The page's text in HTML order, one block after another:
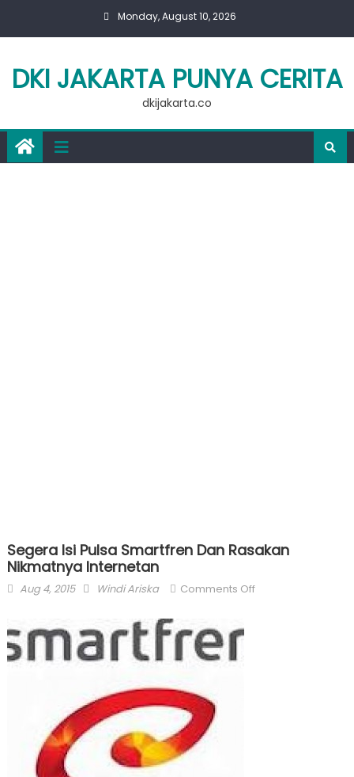
Monday, August 10, 2026
DKI JAKARTA PUNYA CERITA
dkijakarta.co
Segera Isi Pulsa Smartfren Dan Rasakan
Nikmatnya Internetan
Posted
Aug 4, 2015 Author
Windi Ariska Comments Offon